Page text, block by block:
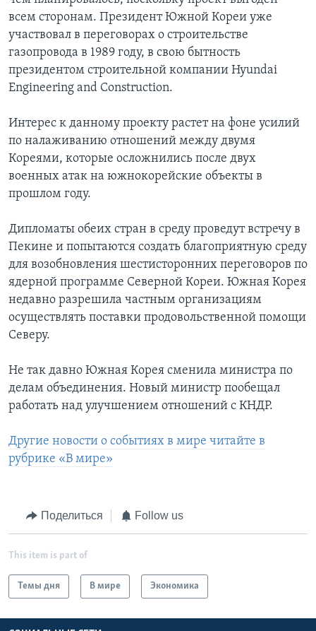
всем сторонам. Президент Южной Кореи уже
участвовал в переговорах о строительстве
газопровода в 1989 году, в свою бытность
президентом строительной компании Hyundai
Engineering and Construction.
Интерес к данному проекту растет на фоне усилий
по налаживанию отношений между двумя
Кореями, которые осложнились после двух
военных атак на южнокорейские объекты в
прошлом году.
Дипломаты обеих стран в среду проведут встречу в
Пекине и попытаются создать благоприятную среду
для возобновления шестисторонних переговоров по
ядерной программе Северной Кореи. Южная Корея
недавно разрешила частным организациям
осуществлять поставки продовольственной помощи
Северу.
Не так давно Южная Корея сменила министра по
делам объединения. Новый министр пообещал
работать над улучшением отношений с КНДР.
Другие новости о событиях в мире читайте в
рубрике «В мире»
Поделиться Follow us
This item is part of
Темы дня В мире Экономика